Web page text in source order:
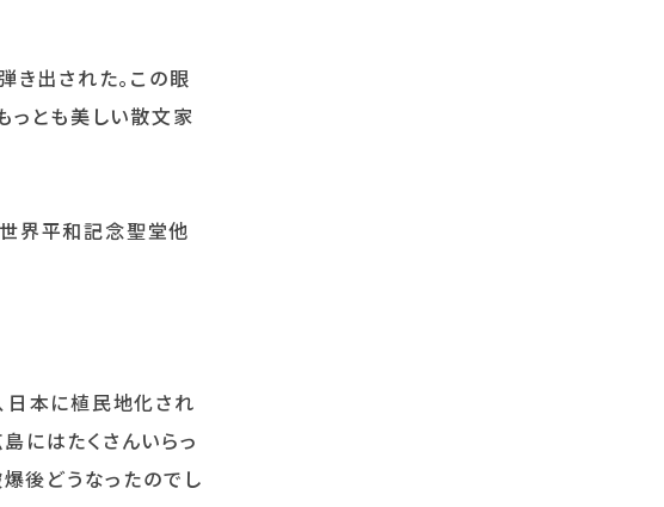
き出された。この眼
っとも美しい散文家
世界平和記念聖堂他
日本に植民地化され
にはたくさんいらっ
後どうなったのでし